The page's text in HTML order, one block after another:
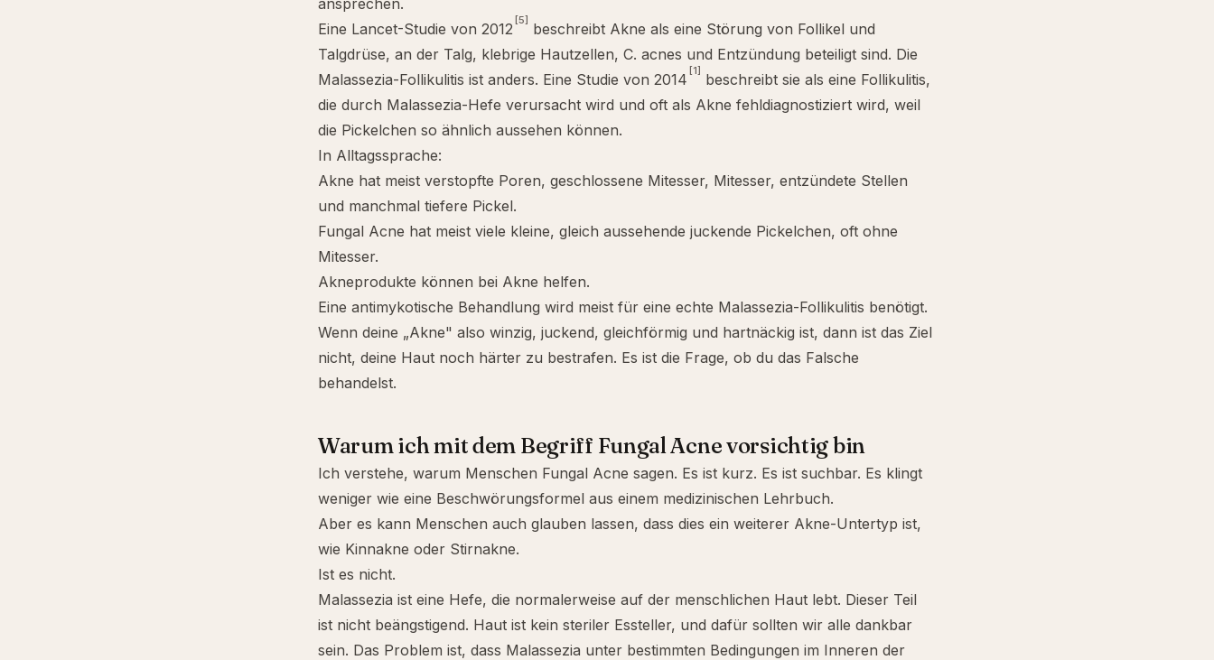
ansprechen.
Eine Lancet-Studie von 2012 [5] beschreibt Akne als eine Störung von Follikel und
Talgdrüse, an der Talg, klebrige Hautzellen, C. acnes und Entzündung beteiligt sind. Die
Malassezia-Follikulitis ist anders. Eine Studie von 2014 [1] beschreibt sie als eine Follikulitis,
die durch Malassezia-Hefe verursacht wird und oft als Akne fehldiagnostiziert wird, weil
die Pickelchen so ähnlich aussehen können.
In Alltagssprache:
Akne hat meist verstopfte Poren, geschlossene Mitesser, Mitesser, entzündete Stellen
und manchmal tiefere Pickel.
Fungal Acne hat meist viele kleine, gleich aussehende juckende Pickelchen, oft ohne
Mitesser.
Akneprodukte können bei Akne helfen.
Eine antimykotische Behandlung wird meist für eine echte Malassezia-Follikulitis benötigt.
Wenn deine „Akne" also winzig, juckend, gleichförmig und hartnäckig ist, dann ist das Ziel
nicht, deine Haut noch härter zu bestrafen. Es ist die Frage, ob du das Falsche
behandelst.
Warum ich mit dem Begriff Fungal Acne vorsichtig bin
Ich verstehe, warum Menschen Fungal Acne sagen. Es ist kurz. Es ist suchbar. Es klingt
weniger wie eine Beschwörungsformel aus einem medizinischen Lehrbuch.
Aber es kann Menschen auch glauben lassen, dass dies ein weiterer Akne-Untertyp ist,
wie Kinnakne oder Stirnakne.
Ist es nicht.
Malassezia ist eine Hefe, die normalerweise auf der menschlichen Haut lebt. Dieser Teil
ist nicht beängstigend. Haut ist kein steriler Essteller, und dafür sollten wir alle dankbar
sein. Das Problem ist, dass Malassezia unter bestimmten Bedingungen im Inneren der